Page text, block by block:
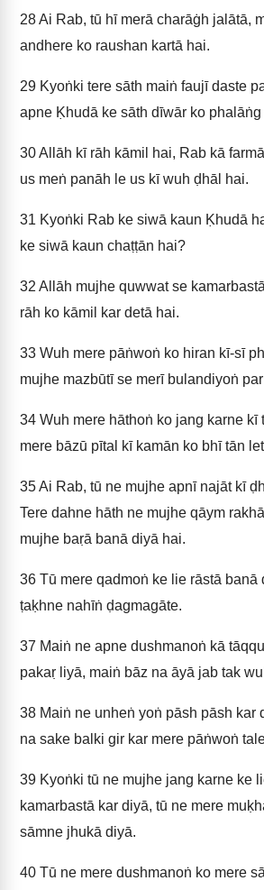
28Ai Rab, tū hī merā charāġh jalātā,
andhere ko raushan kartā hai.
29 Kyoṅki tere sāth maiṅ faujī daste
apne Ḳhudā ke sāth dīwār ko phalāṅg
30Allāh kī rāh kāmil hai, Rab kā
us meṅ panāh le us kī wuh ḍhāl hai.
31 Kyoṅki Rab ke siwā kaun Ḳhudā
ke siwā kaun chaṭṭān hai?
32 Allāh mujhe quwwat se
rāh ko kāmil kar detā hai.
33 Wuh mere pāṅwoṅ ko hiran kī-sī
mujhe mazbūtī se merī bulandiyoṅ
34 Wuh mere hāthoṅ ko jang karne kī
mere bāzū pītal kī kamān ko bhī tān
35Ai Rab, tū ne mujhe apnī najāt kī
Tere dahne hāth ne mujhe qāym
mujhe baṛā banā diyā hai.
36 Tū mere qadmoṅ ke lie rāstā banā
ṭaḳhne nahīṅ ḍagmagāte.
37 Maiṅ ne apne dushmanoṅ kā
pakaṛ liyā, maiṅ bāz na āyā jab tak
38 Maiṅ ne unheṅ yoṅ pāsh pāsh kar
na sake balki gir kar mere pāṅwoṅ
39 Kyoṅki tū ne mujhe jang karne ke
kamarbastā kar diyā, tū ne mere
sāmne jhukā diyā.
40 Tū ne mere dushmanoṅ ko mere